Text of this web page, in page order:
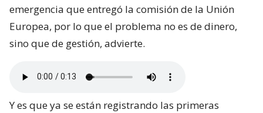
emergencia que entregó la comisión de la Unión
Europea, por lo que el problema no es de dinero,
sino que de gestión, advierte.
Y es que ya se están registrando las primeras